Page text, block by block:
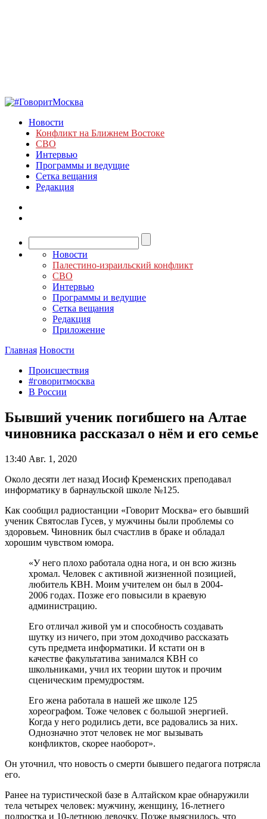
Новости
Конфликт на Ближнем Востоке
СВО
Интервью
Программы и ведущие
Сетка вещания
Редакция
Новости
Палестино-израильский конфликт
СВО
Интервью
Программы и ведущие
Сетка вещания
Редакция
Приложение
Главная Новости
Происшествия
#говоритмосква
В России
Бывший ученик погибшего на Алтае
чиновника рассказал о нём и его семье
13:40 Авг. 1, 2020
Около десяти лет назад Иосиф Кременских преподавал
информатику в барнаульской школе №125.
Как сообщил радиостанции «Говорит Москва» его бывший
ученик Святослав Гусев, у мужчины были проблемы со
здоровьем. Чиновник был счастлив в браке и обладал
хорошим чувством юмора.
«У него плохо работала одна нога, и он всю жизнь
хромал. Человек с активной жизненной позицией,
любитель КВН. Моим учителем он был в 2004-
2006 годах. Позже его повысили в краевую
администрацию.
Его отличал живой ум и способность создавать
шутку из ничего, при этом доходчиво рассказать
суть предмета информатики. И кстати он в
качестве факультатива занимался КВН со
школьниками, учил их теории шуток и прочим
сценическим премудростям.
Его жена работала в нашей же школе 125
хореографом. Тоже человек с большой энергией.
Когда у него родились дети, все радовались за них.
Однозначно этот человек не мог вызывать
конфликтов, скорее наоборот».
Он уточнил, что новость о смерти бывшего педагога потрясла
его.
Ранее на туристической базе в Алтайском крае обнаружили
тела четырех человек: мужчину, женщину, 16-летнего
подростка и 10-летнюю девочку. Позже выяснилось, что